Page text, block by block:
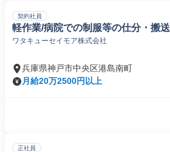
契約社員
軽作業/病院での制服等の仕分・搬送
ワタキューセイモア株式会社
兵庫県神戸市中央区港島南町
月給20万2500円以上
正社員